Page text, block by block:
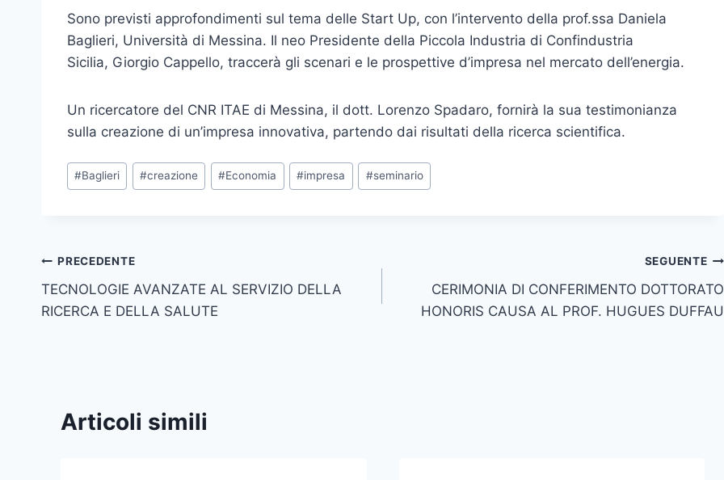
Sono previsti approfondimenti sul tema delle Start Up, con l’intervento della prof.ssa Daniela
Baglieri, Università di Messina. Il neo Presidente della Piccola Industria di Confindustria
Sicilia, Giorgio Cappello, traccerà gli scenari e le prospettive d’impresa nel mercato dell’energia.
Un ricercatore del CNR ITAE di Messina, il dott. Lorenzo Spadaro, fornirà la sua testimonianza
sulla creazione di un’impresa innovativa, partendo dai risultati della ricerca scientifica.
Tag
articolo:
#Baglieri #creazione #Economia #impresa #seminario
Navigazione
articoli
PRECEDENTE
TECNOLOGIE AVANZATE AL SERVIZIO DELLA
RICERCA E DELLA SALUTE
SEGUENTE
CERIMONIA DI CONFERIMENTO DOTTORATO
HONORIS CAUSA AL PROF. HUGUES DUFFAU
Articoli simili